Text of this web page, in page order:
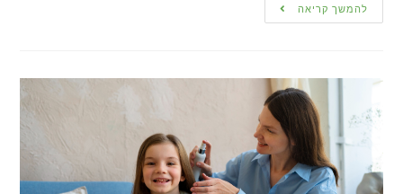
להמשך קריאה